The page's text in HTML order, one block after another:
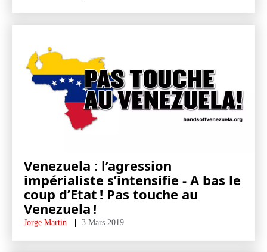
Venezuela : l’agression
impérialiste s’intensifie - A bas le
coup d’Etat ! Pas touche au
Venezuela !
Jorge Martin 3 Mars 2019